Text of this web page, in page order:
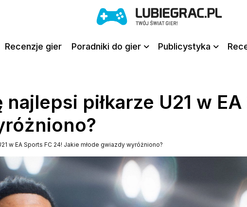
Recenzje gier Poradniki do gier Publicystyka
piłkarze U21 w
w EA Sports FC 24! Jakie młode gwiazdy wyróżniono?